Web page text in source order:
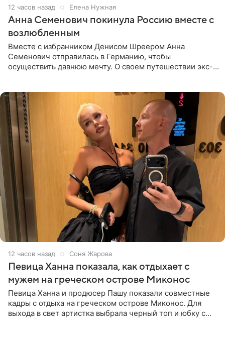
12 часов назад Елена Нужная
Анна Семенович покинула Россию вместе с
возлюбленным
Вместе с избранником Денисом Шреером Анна
Семенович отправилась в Германию, чтобы
осуществить давнюю мечту. О своем путешествии экс-
12 часов назад Соня Жарова
Певица Ханна показала, как отдыхает с
мужем на греческом острове Миконос
Певица Ханна и продюсер Пашу показали совместные
кадры с отдыха на греческом острове Миконос. Для
выхода в свет артистка выбрала черный топ и юбку с